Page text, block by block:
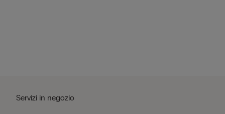
Servizi in negozio